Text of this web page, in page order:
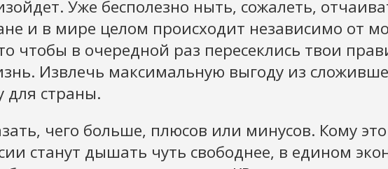
Уже бесполезно ныть, сожалеть,
и в мире целом происходит независимо от
чтобы в очередной раз пересеклись твои
Извлечь максимальную выгоду из
для страны.
чего больше, плюсов или минусов. Кому
станут дышать чуть свободнее, в едином